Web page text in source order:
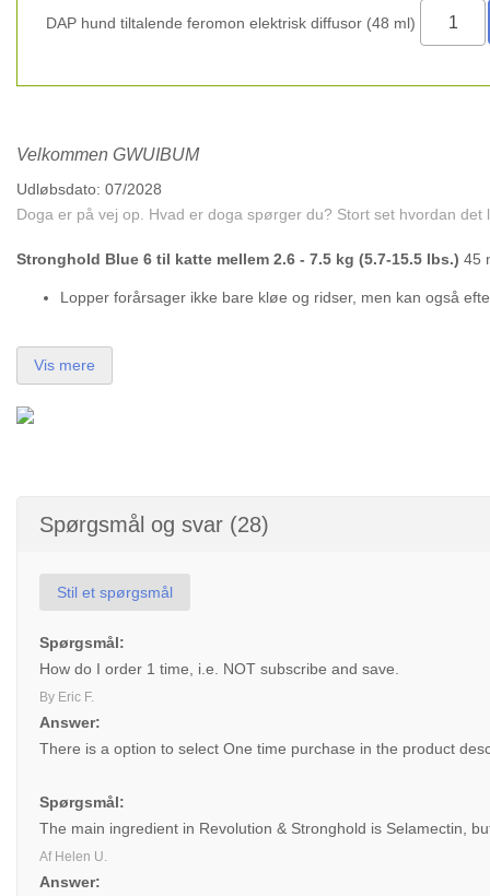
DAP hund tiltalende feromon elektrisk diffusor (48 ml)
Velkommen GWUIBUM
Udløbsdato: 07/2028
Doga er på vej op. Hvad er doga spørger du? Stort set hvordan
Stronghold Blue 6 til katte mellem 2.6 - 7.5 kg (5.7-15.5 lbs.) 45
Lopper forårsager ikke bare kløe og ridser, men kan også
Vis mere
Spørgsmål og svar (28)
Stil et spørgsmål
Spørgsmål:
How do I order 1 time, i.e. NOT subscribe and save.
By Eric F.
Answer:
There is a option to select One time purchase in the product
Spørgsmål:
The main ingredient in Revolution & Stronghold is Selamectin,
Af Helen U.
Answer: